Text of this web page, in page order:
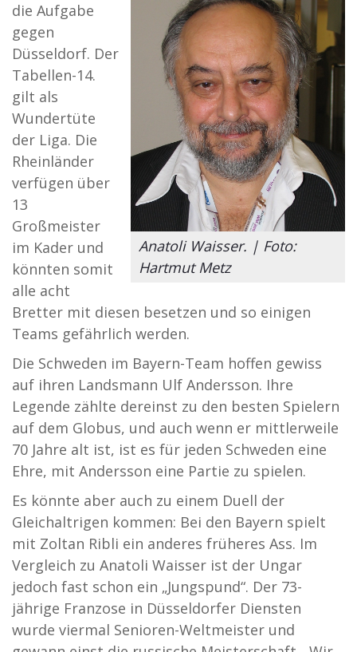
Anatoli Waisser. | Foto:
Hartmut Metz
die Aufgabe
gegen
Düsseldorf. Der
Tabellen-14.
gilt als
Wundertüte
der Liga. Die
Rheinländer
verfügen über
13
Großmeister
im Kader und
könnten somit
alle acht
Bretter mit diesen besetzen und so einigen
Teams gefährlich werden.
Die Schweden im Bayern-Team hoffen gewiss
auf ihren Landsmann Ulf Andersson. Ihre
Legende zählte dereinst zu den besten Spielern
auf dem Globus, und auch wenn er mittlerweile
70 Jahre alt ist, ist es für jeden Schweden eine
Ehre, mit Andersson eine Partie zu spielen.
Es könnte aber auch zu einem Duell der
Gleichaltrigen kommen: Bei den Bayern spielt
mit Zoltan Ribli ein anderes früheres Ass. Im
Vergleich zu Anatoli Waisser ist der Ungar
jedoch fast schon ein „Jungspund“. Der 73-
jährige Franzose in Düsseldorfer Diensten
wurde viermal Senioren-Weltmeister und